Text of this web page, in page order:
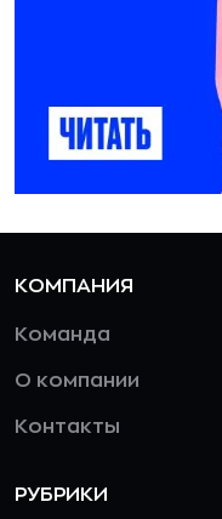
КОМПАНИЯ
Команда
О компании
Контакты
РУБРИКИ